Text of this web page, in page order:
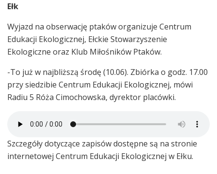
Ełk
Wyjazd na obserwację ptaków organizuje Centrum
Edukacji Ekologicznej, Ełckie Stowarzyszenie
Ekologiczne oraz Klub Miłośników Ptaków.
-To już w najbliższą środę (10.06). Zbiórka o godz. 17.00
przy siedzibie Centrum Edukacji Ekologicznej, mówi
Radiu 5 Róża Cimochowska, dyrektor placówki.
Szczegóły dotyczące zapisów dostępne są na stronie
internetowej Centrum Edukacji Ekologicznej w Ełku.